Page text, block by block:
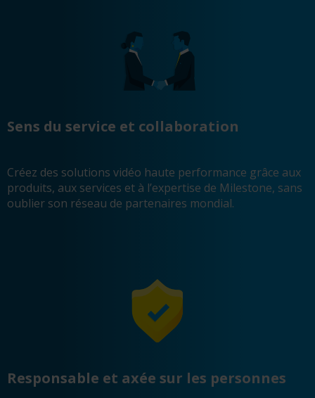
Sens du service et collaboration
Créez des solutions vidéo haute performance grâce aux
produits, aux services et à l’expertise de Milestone, sans
oublier son réseau de partenaires mondial.
Responsable et axée sur les personnes